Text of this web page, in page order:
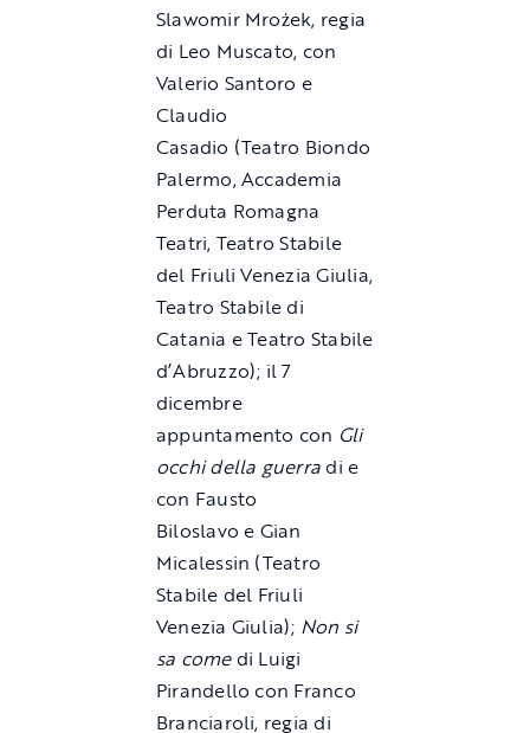
Slawomir Mrożek, regia
di Leo Muscato, con
Valerio Santoro e
Claudio
Casadio (Teatro Biondo
Palermo, Accademia
Perduta Romagna
Teatri, Teatro Stabile
del Friuli Venezia Giulia,
Teatro Stabile di
Catania e Teatro Stabile
d’Abruzzo); il 7
dicembre
appuntamento con Gli
occhi della guerra di e
con Fausto
Biloslavo e Gian
Micalessin (Teatro
Stabile del Friuli
Venezia Giulia); Non si
sa comedi Luigi
Pirandello con Franco
Branciaroli, regia di